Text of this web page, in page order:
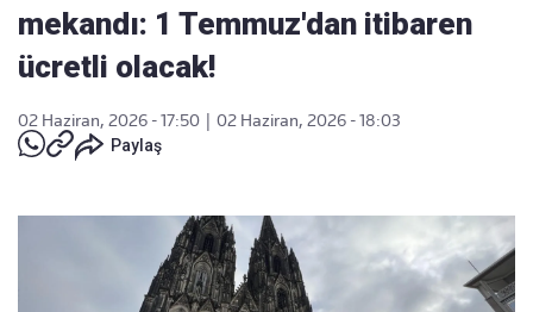
mekandı: 1 Temmuz'dan itibaren
ücretli olacak!
02 Haziran, 2026 - 17:50
02 Haziran, 2026 - 18:03
Paylaş